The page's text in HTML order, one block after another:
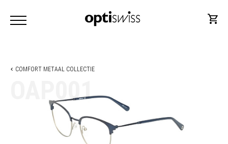
COMFORT METAAL COLLECTIE
OAP001